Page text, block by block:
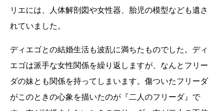
リエには、人体解剖図や女性器、胎児の模型なども遺さ
れていました。
ディエゴとの結婚生活も波乱に満ちたものでした。ディ
エゴは派手な女性関係を繰り返しますが、なんとフリー
ダの妹とも関係を持ってしまいます。傷ついたフリーダ
がこのときの心象を描いたのが『二人のフリーダ』で